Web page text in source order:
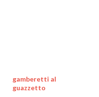
gamberetti al
guazzetto